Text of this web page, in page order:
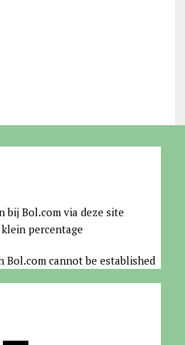
bij Bol.com via deze site
percentage
cannot be established